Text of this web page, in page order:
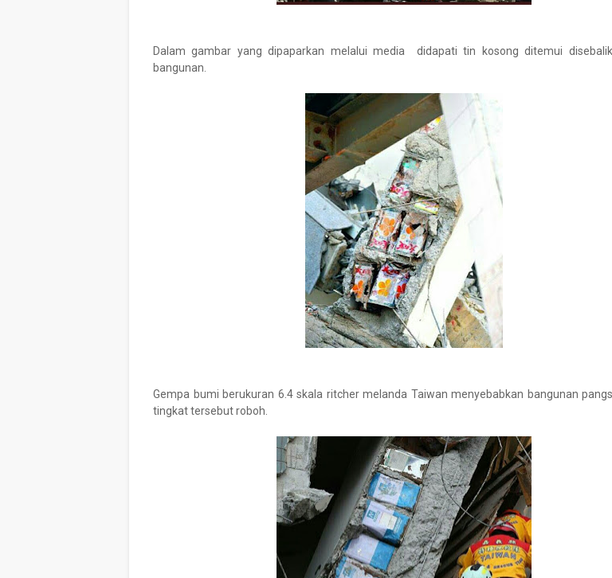
Dalam gambar yang dipaparkan melalui media didapati tin kosong ditemui
bangunan.
Gempa bumi berukuran 6.4 skala ritcher melanda Taiwan menyebabkan bangunan
tingkat tersebut roboh.